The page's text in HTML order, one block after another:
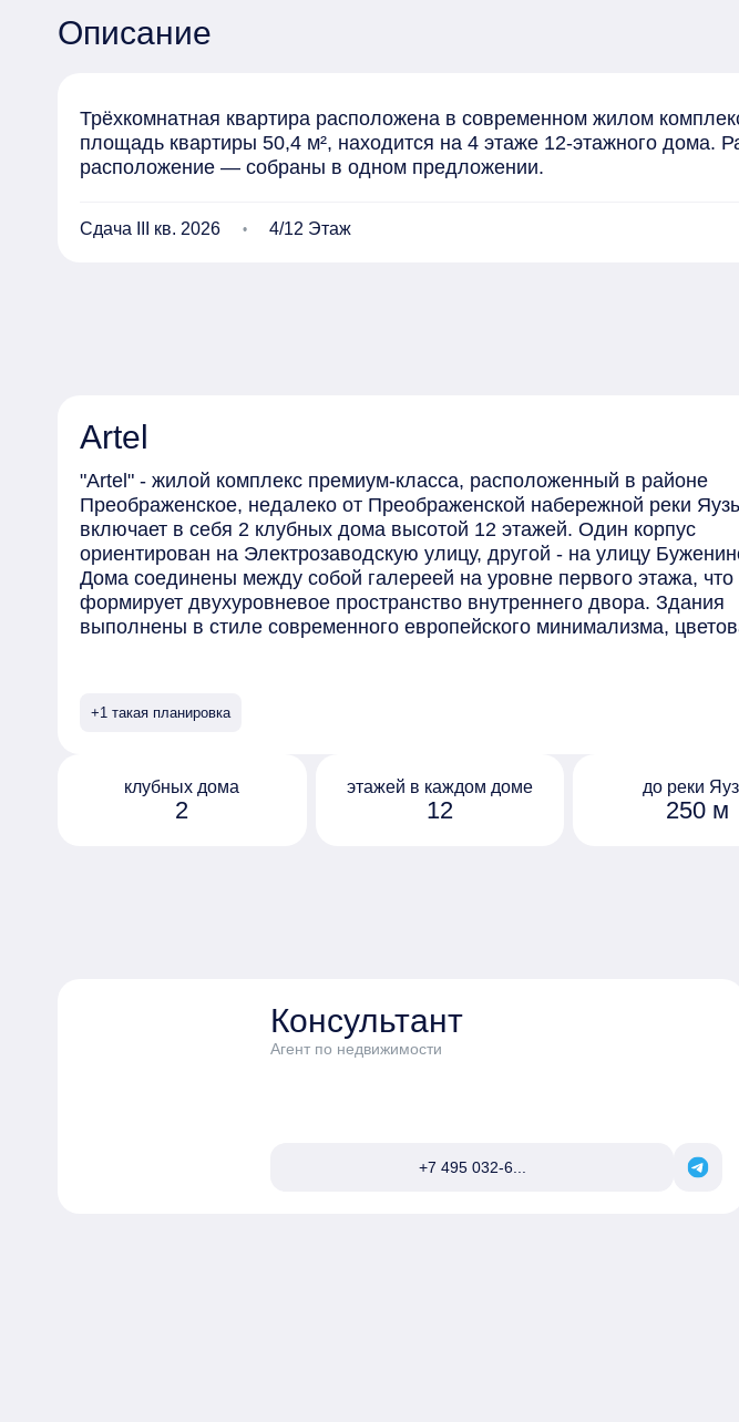
Описание
Трёхкомнатная квартира расположена в современном жилом
площадь квартиры 50,4 м², находится на 4 этаже 12-этажного дома.
расположение — собраны в одном предложении.
Сдача III кв. 2026 4/12 Этаж
Artel
"Artel" - жилой комплекс премиум-класса, расположенный в районе
Преображенское, недалеко от Преображенской набережной реки
включает в себя 2 клубных дома высотой 12 этажей. Один корпус
ориентирован на Электрозаводскую улицу, другой - на улицу
Дома соединены между собой галереей на уровне первого этажа, что
формирует двухуровневое пространство внутреннего двора. Здания
выполнены в стиле современного европейского минимализма,
имеется переговорная комната с возможностью бронирования. В
24,8 м² до четырёхкомнатных квартир евроформата. В ряде
квартир предусмотрены гардеробные. Среди редких форматов -
террасами и лоджиями, с кухней-гостиной и спальней с рабочей
+1 такая планировка
2
клубных дома
12
этажей в каждом доме
250 м
до реки
Консультант
Агент по недвижимости
+7 495 032-6...